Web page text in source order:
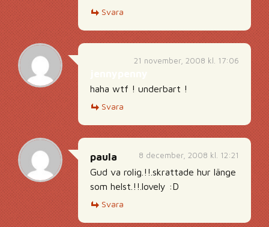
Svara
21 november, 2008 kl. 17:06
haha wtf ! underbart !
Svara
8 december, 2008 kl. 12:21
paula
Gud va rolig.!!.skrattade hur länge
som helst.!!.lovely :D
Svara